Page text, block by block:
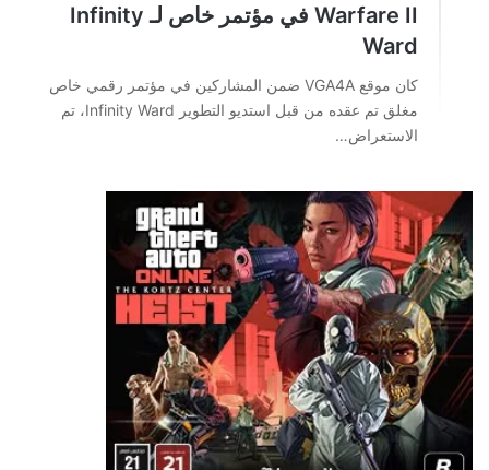
Warfare II في مؤتمر خاص لـ Infinity
Ward
كان موقع VGA4A ضمن المشاركين في مؤتمر رقمي خاص
مغلق تم عقده من قبل استديو التطوير Infinity Ward، تم
الاستعراض…